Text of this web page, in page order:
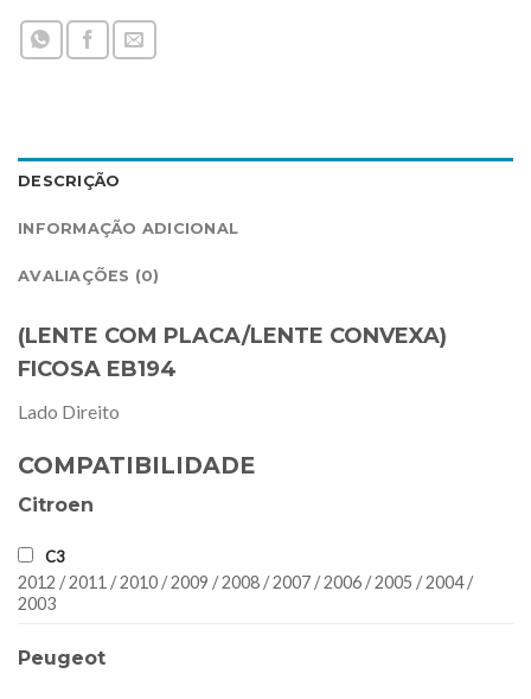
DESCRIÇÃO
INFORMAÇÃO ADICIONAL
AVALIAÇÕES (0)
(LENTE COM PLACA/LENTE CONVEXA)
FICOSA EB194
Lado Direito
COMPATIBILIDADE
Citroen
C3
2012 / 2011 / 2010 / 2009 / 2008 / 2007 / 2006 / 2005 / 2004 /
2003
Peugeot